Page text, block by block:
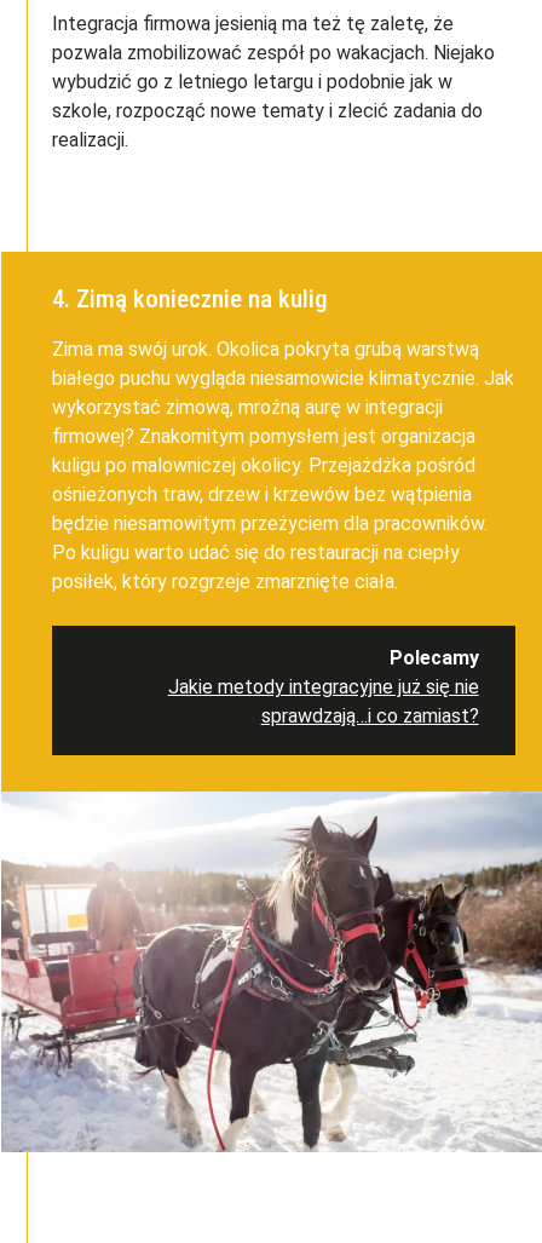
Integracja firmowa jesienią ma też tę zaletę, że
pozwala zmobilizować zespół po wakacjach. Niejako
wybudzić go z letniego letargu i podobnie jak w
szkole, rozpocząć nowe tematy i zlecić zadania do
realizacji.
4. Zimą koniecznie na kulig
Zima ma swój urok. Okolica pokryta grubą warstwą
białego puchu wygląda niesamowicie klimatycznie. Jak
wykorzystać zimową, mroźną aurę w integracji
firmowej? Znakomitym pomysłem jest organizacja
kuligu po malowniczej okolicy. Przejażdżka pośród
ośnieżonych traw, drzew i krzewów bez wątpienia
będzie niesamowitym przeżyciem dla pracowników.
Po kuligu warto udać się do restauracji na ciepły
posiłek, który rozgrzeje zmarznięte ciała.
Polecamy
Jakie metody integracyjne już się nie
sprawdzają…i co zamiast?